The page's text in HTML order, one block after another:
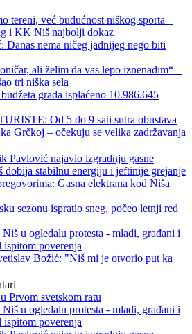
tereni, već budućnost niškog sporta –
i KK Niš najbolji dokaz
Danas nema ničeg jadnijeg nego biti
ali želim da vas lepo iznenadim“ –
tri niška sela
grada isplaćeno 10.986.645
Od 5 do 9 sati sutra obustava
Grčkoj – očekuju se velika zadržavanja
Pavlović najavio izgradnju gasne
dobija stabilnu energiju i jeftinije grejanje
Gasna elektrana kod Niša
sezonu ispratio sneg, počeo letnji red
u ogledalu protesta - mladi, građani i
poverenja
Božić: "Niš mi je otvorio put ka
Prvom svetskom ratu
u ogledalu protesta - mladi, građani i
poverenja